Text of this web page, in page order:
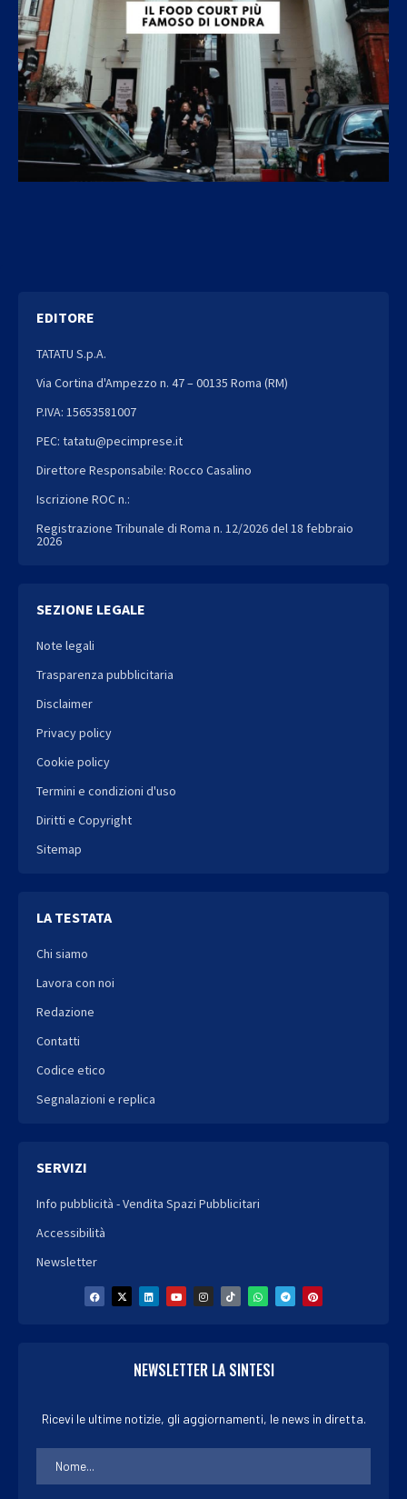
EDITORE
TATATU S.p.A.
Via Cortina d'Ampezzo n. 47 – 00135 Roma (RM)
P.IVA: 15653581007
PEC: tatatu@pecimprese.it
Direttore Responsabile: Rocco Casalino
Iscrizione ROC n.:
Registrazione Tribunale di Roma n. 12/2026 del 18 febbraio
2026
SEZIONE LEGALE
Note legali
Trasparenza pubblicitaria
Disclaimer
Privacy policy
Cookie policy
Termini e condizioni d'uso
Diritti e Copyright
Sitemap
LA TESTATA
Chi siamo
Lavora con noi
Redazione
Contatti
Codice etico
Segnalazioni e replica
SERVIZI
Info pubblicità - Vendita Spazi Pubblicitari
Accessibilità
Newsletter
NEWSLETTER LA SINTESI
Ricevi le ultime notizie, gli aggiornamenti, le news in diretta.